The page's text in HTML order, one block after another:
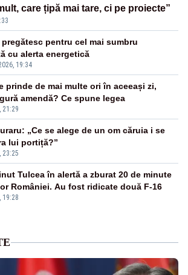
care țipă mai tare, ci pe proiecte”
19:34
pregătesc pentru cel mai sumbru
cu alerta energetică
21:29
prinde de mai multe ori în aceeași zi,
amendă? Ce spune legea
23:25
„Ce se alege de un om căruia i se
lui portiță?”
19:28
Tulcea în alertă a zburat 20 de minute
României. Au fost ridicate două F-16